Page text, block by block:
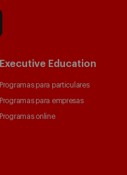
Executive Education
Programas para particulares
Programas para empresas
Programas online